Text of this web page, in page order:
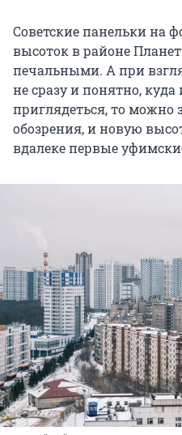
Советские панельки на
высоток в районе
печальными. А при
не сразу и понятно,
приглядеться, то можно
обозрения, и новую
вдалеке первые